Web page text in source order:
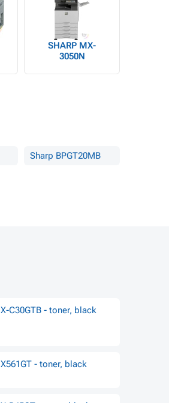
SHARP MX-
3050N
Sharp BPGT20MB
C30GTB - toner, black
- toner, black